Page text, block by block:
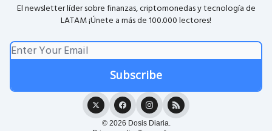
El newsletter líder sobre finanzas, criptomonedas y tecnología de
LATAM ¡Únete a más de 100.000 lectores!
© 2026 Dosis Diaria.